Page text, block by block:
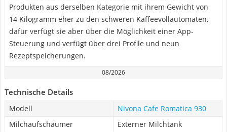
Produkten aus derselben Kategorie mit ihrem Gewicht von
14 Kilogramm eher zu den schweren Kaffeevollautomaten,
dafür verfügt sie aber über die Möglichkeit einer App-
Steuerung und verfügt über drei Profile und neun
Rezeptspeicherungen.
08/2026
Technische Details
Modell
Nivona Cafe Romatica 930
Milchaufschäumer
Externer Milchtank